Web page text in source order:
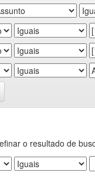
o resultado de